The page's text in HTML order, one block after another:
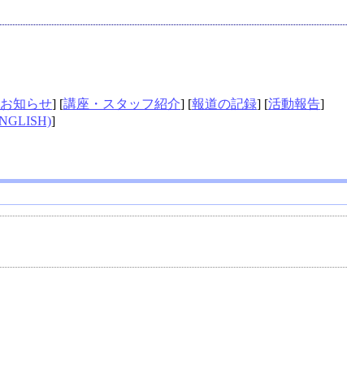
知らせ] [講座・スタッフ紹介] [報道の記録] [活動報告]
]